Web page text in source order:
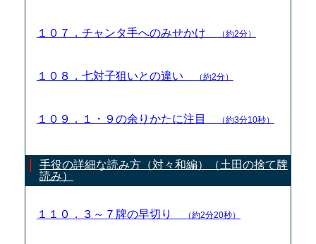
１０７．チャンタ手へのみせかけ （約2分）
１０８．七対子狙いとの違い （約2分）
１０９．１・９の余りかたに注目 （約3分10秒）
手役の詳細な読み方（対々和編）（土田の捨て牌
読み）
１１０．３～７牌の早切り （約2分20秒）